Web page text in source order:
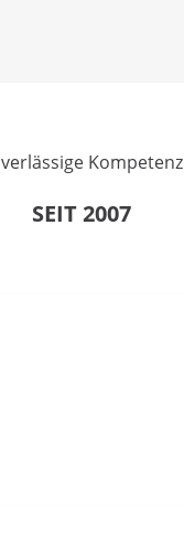
Kompetenz
SEIT 2007